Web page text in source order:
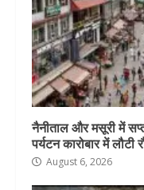
नैनीताल और मसूरी में
पर्यटन कारोबार में लौटी
August 6, 2026